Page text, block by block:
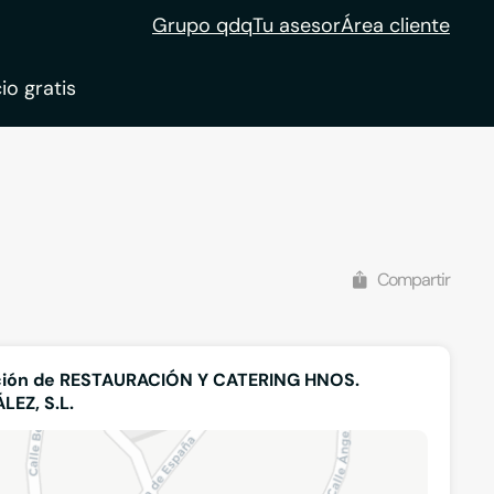
Grupo qdqTu asesorÁrea cliente
gratis
Compartir
de RESTAURACIÓN Y CATERING HNOS.
S.L.